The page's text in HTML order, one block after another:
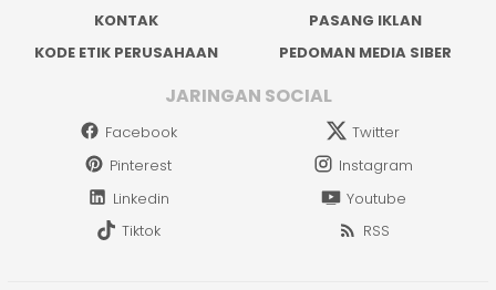
KONTAK
PASANG IKLAN
KODE ETIK PERUSAHAAN
PEDOMAN MEDIA SIBER
JARINGAN SOCIAL
Facebook
Twitter
Pinterest
Instagram
Linkedin
Youtube
Tiktok
RSS